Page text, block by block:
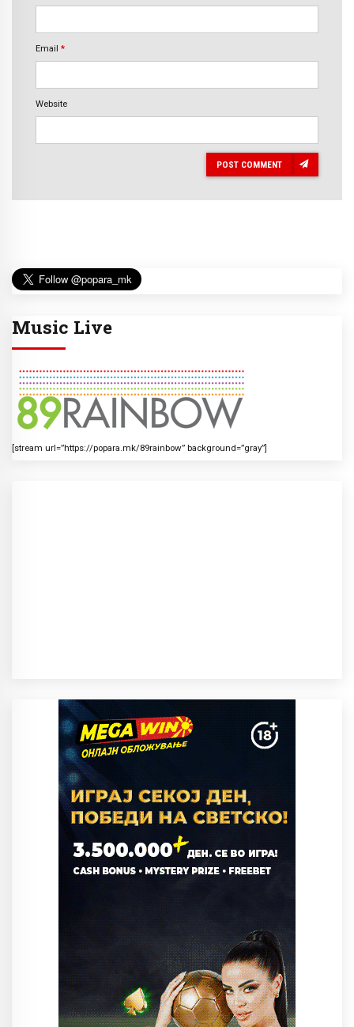
Email *
Website
POST COMMENT
Music Live
[stream url=”https://popara.mk/89rainbow” background=”gray”]